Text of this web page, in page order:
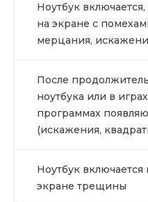
Ноутбук
на экране с
мерцания,
После
ноутбука или в
программах
(искажения,
Ноутбук включается
экране трещины